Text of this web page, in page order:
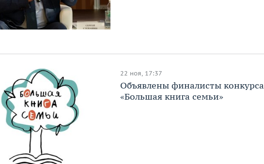
22 ноя, 17:37
Объявлены финалисты конкурса
«Большая книга семьи»